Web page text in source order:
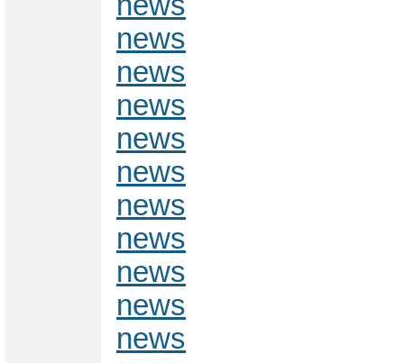
news
news
news
news
news
news
news
news
news
news